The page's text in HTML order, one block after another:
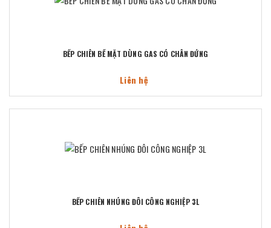
BẾP CHIÊN BỀ MẶT DÙNG GAS CÓ CHÂN ĐỨNG
Liên hệ
BẾP CHIÊN NHÚNG ĐÔI CÔNG NGHIỆP 3L